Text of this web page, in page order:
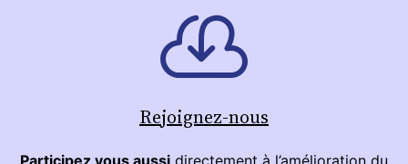
Rejoignez-nous